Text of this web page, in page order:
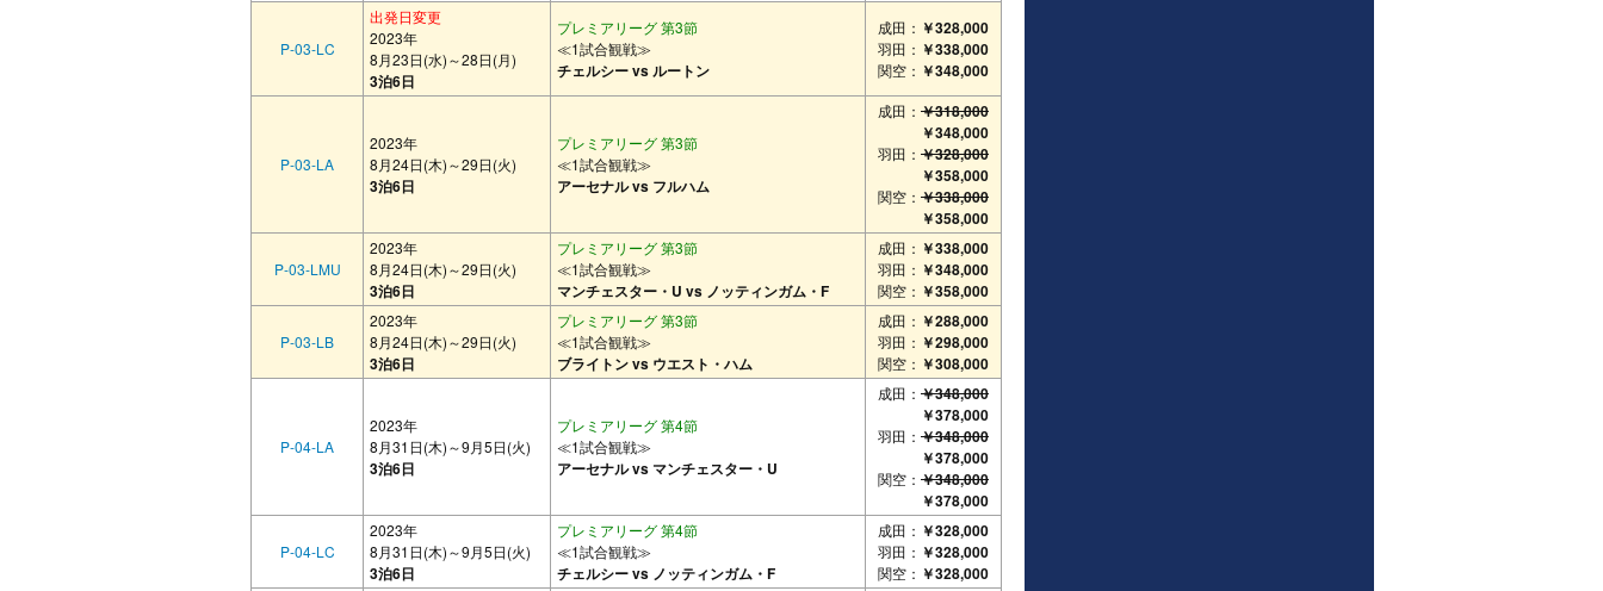
P-03-LC
出発日変更
2023年
8月23日(水)～28日(月)
3泊6日
プレミアリーグ 第3節
≪1試合観戦≫
チェルシー vs ルートン
成田： ￥328,000
羽田： ￥338,000
関空： ￥348,000
P-03-LA
2023年
8月24日(木)～29日(火)
3泊6日
プレミアリーグ 第3節
≪1試合観戦≫
アーセナル vs フルハム
成田： ￥318,000
￥348,000
羽田： ￥328,000
￥358,000
関空： ￥338,000
￥358,000
P-03-LMU
2023年
8月24日(木)～29日(火)
3泊6日
プレミアリーグ 第3節
≪1試合観戦≫
マンチェスター・U vs ノッティンガム・F
成田： ￥338,000
羽田： ￥348,000
関空： ￥358,000
P-03-LB
2023年
8月24日(木)～29日(火)
3泊6日
プレミアリーグ 第3節
≪1試合観戦≫
ブライトン vs ウエスト・ハム
成田： ￥288,000
羽田： ￥298,000
関空： ￥308,000
P-04-LA
2023年
8月31日(木)～9月5日(火)
3泊6日
プレミアリーグ 第4節
≪1試合観戦≫
アーセナル vs マンチェスター・U
成田： ￥348,000
￥378,000
羽田： ￥348,000
￥378,000
関空： ￥348,000
￥378,000
P-04-LC
2023年
8月31日(木)～9月5日(火)
3泊6日
プレミアリーグ 第4節
≪1試合観戦≫
チェルシー vs ノッティンガム・F
成田： ￥328,000
羽田： ￥328,000
関空： ￥328,000